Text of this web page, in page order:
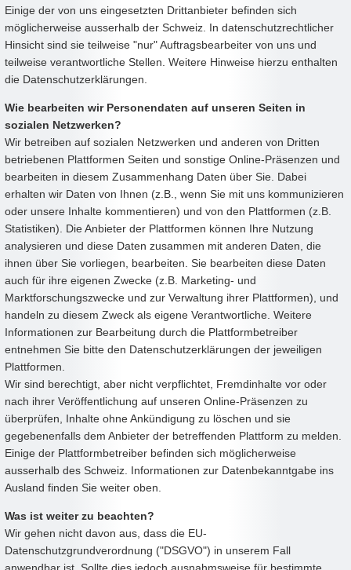
Einige der von uns eingesetzten Drittanbieter befinden sich
möglicherweise ausserhalb der Schweiz. In datenschutzrechtlicher
Hinsicht sind sie teilweise "nur" Auftragsbearbeiter von uns und
teilweise verantwortliche Stellen. Weitere Hinweise hierzu enthalten
die Datenschutzerklärungen.
Wie bearbeiten wir Personendaten auf unseren Seiten in
sozialen Netzwerken?
Wir betreiben auf sozialen Netzwerken und anderen von Dritten
betriebenen Plattformen Seiten und sonstige Online-Präsenzen und
bearbeiten in diesem Zusammenhang Daten über Sie. Dabei
erhalten wir Daten von Ihnen (z.B., wenn Sie mit uns kommunizieren
oder unsere Inhalte kommentieren) und von den Plattformen (z.B.
Statistiken). Die Anbieter der Plattformen können Ihre Nutzung
analysieren und diese Daten zusammen mit anderen Daten, die
ihnen über Sie vorliegen, bearbeiten. Sie bearbeiten diese Daten
auch für ihre eigenen Zwecke (z.B. Marketing- und
Marktforschungszwecke und zur Verwaltung ihrer Plattformen), und
handeln zu diesem Zweck als eigene Verantwortliche. Weitere
Informationen zur Bearbeitung durch die Plattformbetreiber
entnehmen Sie bitte den Datenschutzerklärungen der jeweiligen
Plattformen.
Wir sind berechtigt, aber nicht verpflichtet, Fremdinhalte vor oder
nach ihrer Veröffentlichung auf unseren Online-Präsenzen zu
überprüfen, Inhalte ohne Ankündigung zu löschen und sie
gegebenenfalls dem Anbieter der betreffenden Plattform zu melden.
Einige der Plattformbetreiber befinden sich möglicherweise
ausserhalb des Schweiz. Informationen zur Datenbekanntgabe ins
Ausland finden Sie weiter oben.
Was ist weiter zu beachten?
Wir gehen nicht davon aus, dass die EU-
Datenschutzgrundverordnung ("DSGVO") in unserem Fall
anwendbar ist. Sollte dies jedoch ausnahmsweise für bestimmte